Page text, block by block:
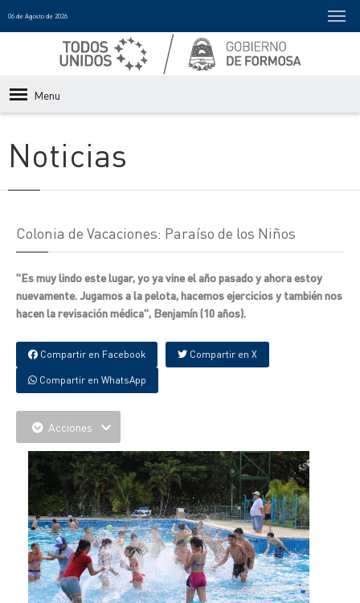
06 de Agosto de 2026
Menu
Noticias
Colonia de Vacaciones: Paraíso de los Niños
"Es muy lindo este lugar, yo ya vine el año pasado y ahora estoy
nuevamente. Jugamos a la pelota, hacemos ejercicios y también nos
hacen la revisación médica", Benjamín (10 años).
Compartir en Facebook Compartir en X
Compartir en WhatsApp
Acciones